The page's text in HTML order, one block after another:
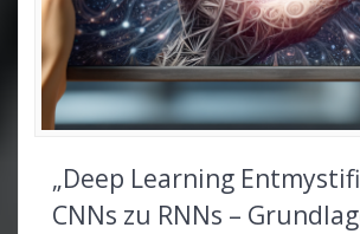
„Deep Learning
CNNs zu RNNs –